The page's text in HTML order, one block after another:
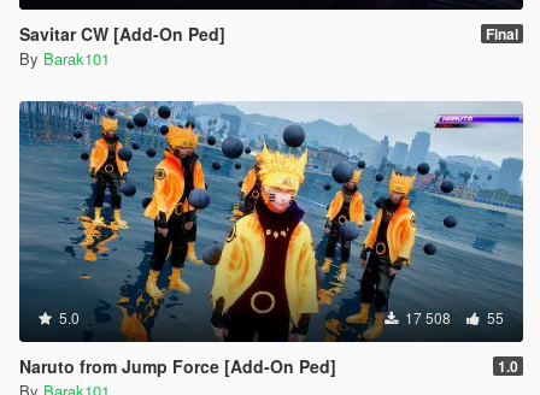
Savitar CW [Add-On Ped] Final
By Barak101
5.0 17 508 55
Naruto from Jump Force [Add-On Ped] 1.0